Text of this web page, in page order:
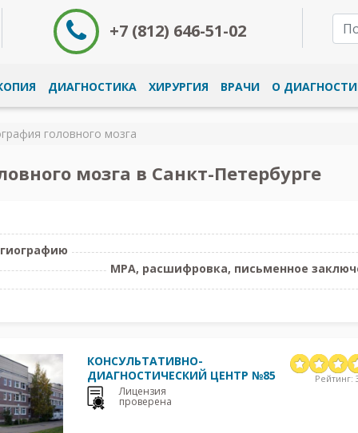
+7 (812) 646-51-02
ДИАГНОСТИКА ХИРУРГИЯ ВРАЧИ О
головного мозга
мозга в Санкт-Петербурге
МРА, расшифровка, письменное
КОНСУЛЬТАТИВНО-
ДИАГНОСТИЧЕСКИЙ ЦЕНТР №85
Лицензия
проверена
Рейтинг: